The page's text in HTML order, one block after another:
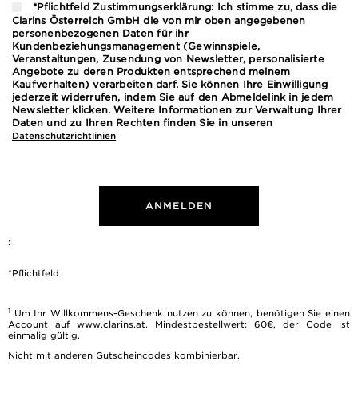
*Pflichtfeld Zustimmungserklärung: Ich stimme zu, dass die
Clarins Österreich GmbH die von mir oben angegebenen
personenbezogenen Daten für ihr
Kundenbeziehungsmanagement (Gewinnspiele,
Veranstaltungen, Zusendung von Newsletter, personalisierte
Angebote zu deren Produkten entsprechend meinem
Kaufverhalten) verarbeiten darf. Sie können Ihre Einwilligung
jederzeit widerrufen, indem Sie auf den Abmeldelink in jedem
Newsletter klicken. Weitere Informationen zur Verwaltung Ihrer
Daten und zu Ihren Rechten finden Sie in unseren
Datenschutzrichtlinien
ANMELDEN
:
*Pflichtfeld
1 Um Ihr Willkommens-Geschenk nutzen zu können, benötigen Sie einen
Account auf www.clarins.at. Mindestbestellwert: 60€, der Code ist
einmalig gültig.
Nicht mit anderen Gutscheincodes kombinierbar.